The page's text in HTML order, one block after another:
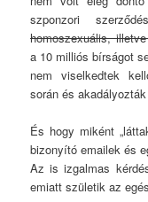
szponzori
homoszexuális,
a 10 milliós bírságot
nem viselkedtek
során és
És hogy miként
bizonyító emailek és
Az is izgalmas
emiatt születik az